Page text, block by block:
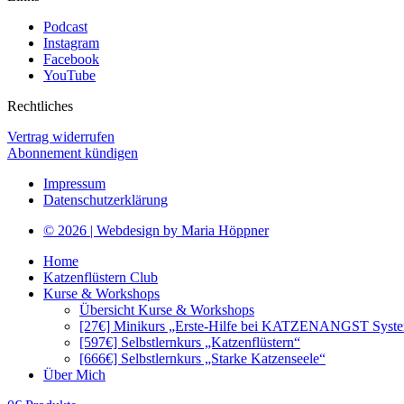
Podcast
Instagram
Facebook
YouTube
Rechtliches
Vertrag widerrufen
Abonnement kündigen
Impressum
Datenschutzerklärung
© 2026 | Webdesign by Maria Höppner
Home
Katzenflüstern Club
Kurse & Workshops
Übersicht Kurse & Workshops
[27€] Minikurs „Erste-Hilfe bei KATZENANGST
[597€] Selbstlernkurs „Katzenflüstern“
[666€] Selbstlernkurs „Starke Katzenseele“
Über Mich